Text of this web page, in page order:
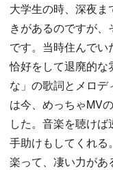
大学生の時、深夜ま
きがあるのですが
です。当時住んで
恰好をして退廃的な
な」の歌詞とメロ
は今、めっちゃMV
した。音楽を聴け
手助けもしてくれ
楽って、凄い力があ